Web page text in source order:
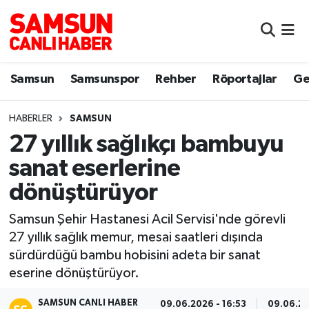
Samsun Samsunspor Rehber Röportajlar
HABERLER SAMSUN
27 yıllık sağlıkçı bambuyu
sanat eserlerine
dönüştürüyor
Samsun Şehir Hastanesi Acil Servisi'nde görevli
27 yıllık sağlık memur, mesai saatleri dışında
sürdürdüğü bambu hobisini adeta bir sanat
eserine dönüştürüyor.
SAMSUN CANLI HABER 09.06.2026 - 16:53
Samsun
Sokak Röportajları
Genel
Dünya
Eğitim
Sağlık
Yemek
Samsun Nöbetçi Eczaneler
Samsun Hava Durumu
Samsun Namaz Vakitleri
Samsun Trafik Yoğunluk Haritası
Süper Lig Puan Durumu ve Fikstür
Tüm Manşetler
Son Dakika Haberleri
Haber Arşivi